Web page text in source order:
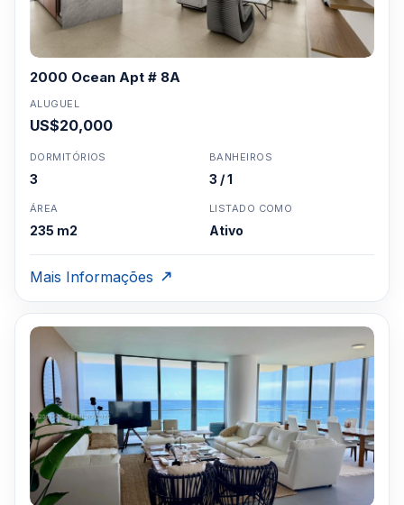
2000 Ocean Apt # 8A
ALUGUEL
US$20,000
DORMITÓRIOS
3
BANHEIROS
3 / 1
ÁREA
235 m2
LISTADO COMO
Ativo
Mais Informações